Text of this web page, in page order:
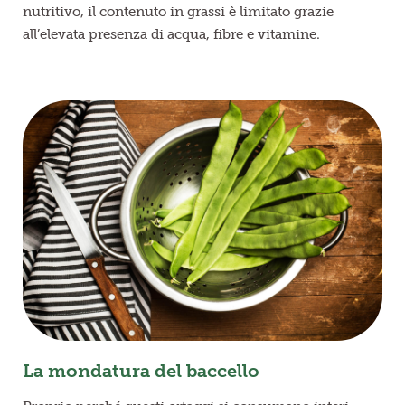
nutritivo, il contenuto in grassi è limitato grazie
all’elevata presenza di acqua, fibre e vitamine.
La mondatura del baccello